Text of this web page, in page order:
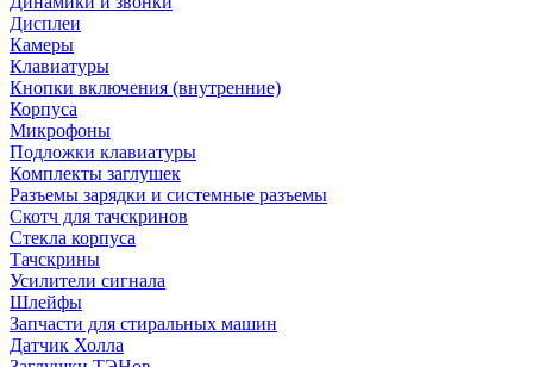
Дисплеи
Камеры
Клавиатуры
Кнопки включения (внутренние)
Корпуса
Микрофоны
Подложки клавиатуры
Комплекты заглушек
Разъемы зарядки и системные разъемы
Скотч для тачскринов
Стекла корпуса
Тачскрины
Усилители сигнала
Шлейфы
Запчасти для стиральных машин
Датчик Холла